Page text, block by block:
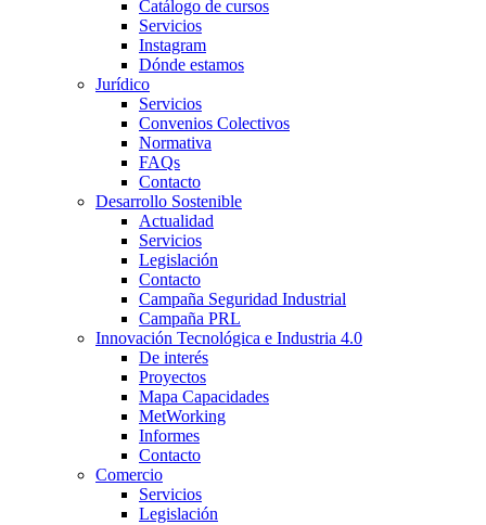
Catálogo de cursos
Servicios
Instagram
Dónde estamos
Jurídico
Servicios
Convenios Colectivos
Normativa
FAQs
Contacto
Desarrollo Sostenible
Actualidad
Servicios
Legislación
Contacto
Campaña Seguridad Industrial
Campaña PRL
Innovación Tecnológica e Industria 4.0
De interés
Proyectos
Mapa Capacidades
MetWorking
Informes
Contacto
Comercio
Servicios
Legislación